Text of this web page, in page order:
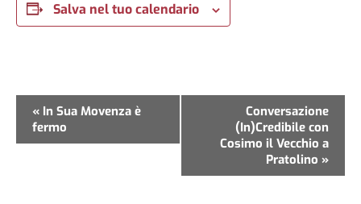
Salva nel tuo calendario
Evento
Navigazione
« In Sua Movenza è
fermo
Conversazione
(In)Credibile con
Cosimo il Vecchio a
Pratolino »